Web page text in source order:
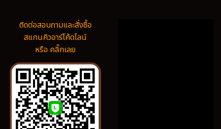
ติดต่อสอบถามและสั่งซื้อ
สแกนคิวอาร์โค้ดไลน์
หรือ คลิ๊กเลย